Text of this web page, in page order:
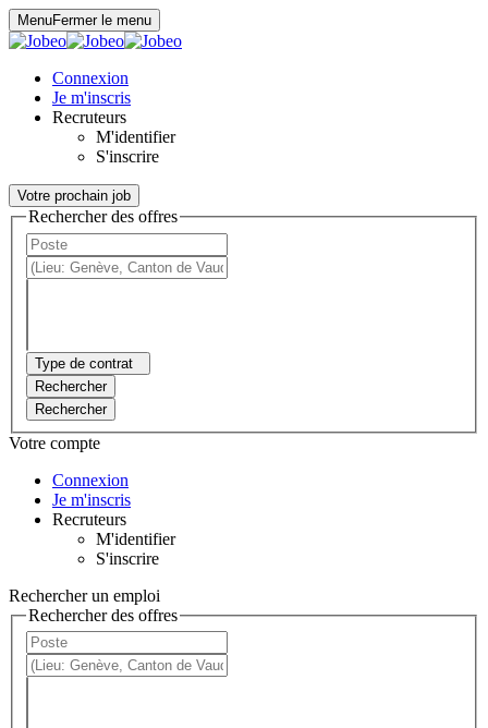
MenuFermer le menu
Connexion
Je m'inscris
Recruteurs
M'identifier
S'inscrire
Votre prochain job
Rechercher des offres
Type de contrat
Rechercher
Rechercher
Votre compte
Connexion
Je m'inscris
Recruteurs
M'identifier
S'inscrire
Rechercher un emploi
Rechercher des offres
Panneau de gestion des cookies